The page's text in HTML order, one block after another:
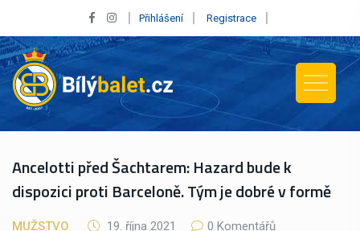
Přihlášení Registrace
Ancelotti před Šachtarem: Hazard bude k
dispozici proti Barceloně. Tým je dobré v formě
MUŽSTVO 19. října 2021
0 Komentářů